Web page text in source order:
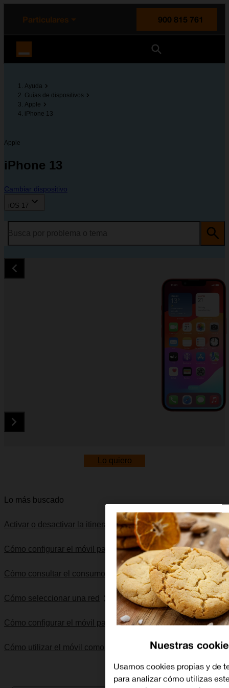
principal
la página
Particulares
900 815 761
Ayuda
Guías de dispositivos
Apple
iPhone 13
Apple
iPhone 13
Cambiar dispositivo
iOS 17
Lo quiero
Lo más buscado
Activar o desactivar la itinerancia de datos
Cómo configurar el móvil para internet
Cómo consultar el consumo de datos
Cómo seleccionar una red
Cómo configurar el móvil para MMS
Cómo utilizar el móvil como punto de acceso personal
Nuestras
Usamos cookies propias y de
para analizar cómo utilizas